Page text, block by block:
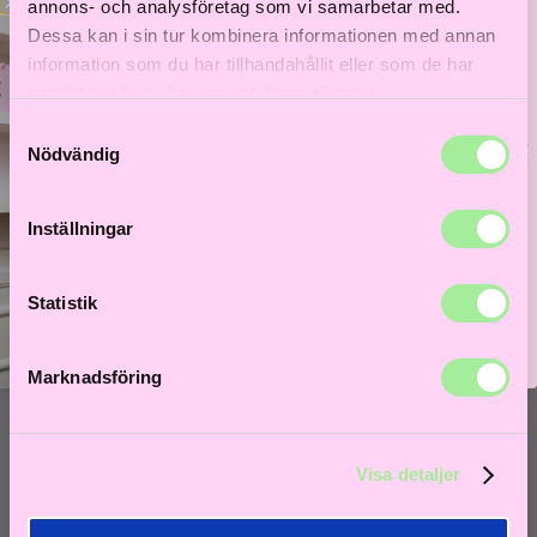
annons- och analysföretag som vi samarbetar med.
Dessa kan i sin tur kombinera informationen med annan
information som du har tillhandahållit eller som de har
Samtyckesval
Nödvändig
Inställningar
Statistik
Marknadsföring
Visa detaljer
Hem>Hårvård för män> Healing Style Mega Gel 200ml
-15%
Bättre hår börjar här!